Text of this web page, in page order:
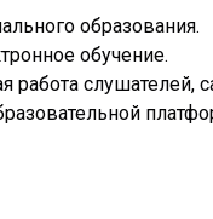
образования.
обучение.
слушателей,